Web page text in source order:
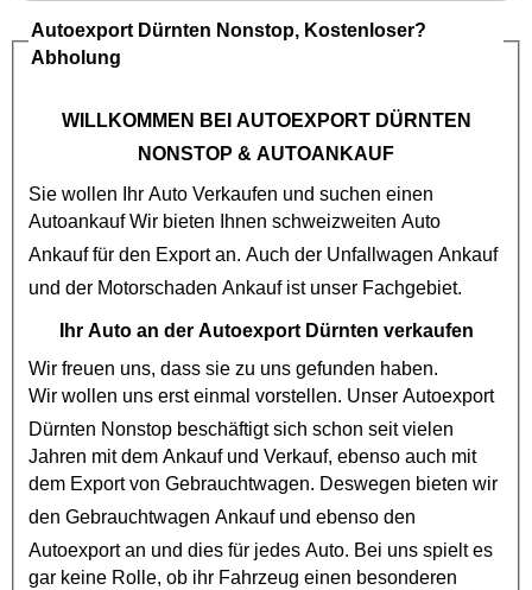
Autoexport Dürnten Nonstop, Kostenloser?
Abholung
WILLKOMMEN BEI AUTOEXPORT DÜRNTEN
NONSTOP & AUTOANKAUF
Sie wollen Ihr Auto Verkaufen und suchen einen
AutoankaufWir bieten Ihnen schweizweiten Auto
Ankauf für den Export an. Auch der Unfallwagen Ankauf
und der Motorschaden Ankaufist unser Fachgebiet.
Ihr Auto an der Autoexport Dürnten verkaufen
Wir freuen uns, dass sie zu uns gefunden haben.
Wir wollen uns erst einmal vorstellen. Unser Autoexport
Dürnten Nonstop beschäftigt sich schon seit vielen
Jahren mit dem Ankauf und Verkauf, ebenso auch mit
dem Export von Gebrauchtwagen. Deswegen bieten wir
den Gebrauchtwagen Ankaufund ebenso den
Autoexportan und dies für jedes Auto. Bei uns spielt es
gar keine Rolle, ob ihr Fahrzeug einen besonderen